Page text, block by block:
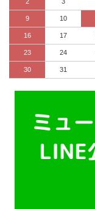
9 10
16 17
23 24
30 31